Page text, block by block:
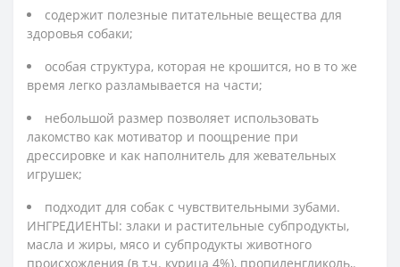
содержит полезные питательные вещества для
здоровья собаки;
особая структура, которая не крошится, но в то же
время легко разламывается на части;
небольшой размер позволяет использовать
лакомство как мотиватор и поощрение при
дрессировке и как наполнитель для жевательных
игрушек;
подходит для собак с чувствительными зубами.
ИНГРЕДИЕНТЫ: злаки и растительные субпродукты,
масла и жиры, мясо и субпродукты животного
происхождения (в т.ч. курица 4%), пропиленгликоль,.